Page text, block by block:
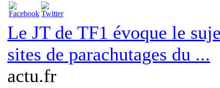
Le JT de TF1 évoque le
sites de parachutages du ...
actu.fr